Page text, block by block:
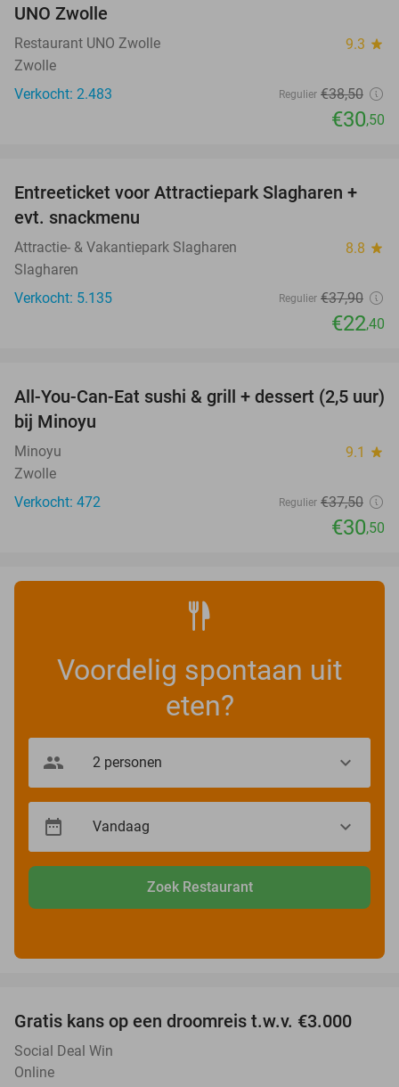
UNO Zwolle
Restaurant UNO Zwolle 9.3 star
Zwolle
Verkocht: 2.483
Regulier €38,50
€30,50
41%
Entreeticket voor Attractiepark Slagharen +
evt. snackmenu
Attractie- & Vakantiepark Slagharen 8.8 star
Slagharen
Verkocht: 5.135
Regulier €37,90
€22,40
19%
All-You-Can-Eat sushi & grill + dessert (2,5 uur)
bij Minoyu
Minoyu 9.1 star
Zwolle
Verkocht: 472
Regulier €37,50
€30,50
Voordelig spontaan uit
eten?
Zoek Restaurant
Gratis kans op een droomreis t.w.v. €3.000
Social Deal Win
Online